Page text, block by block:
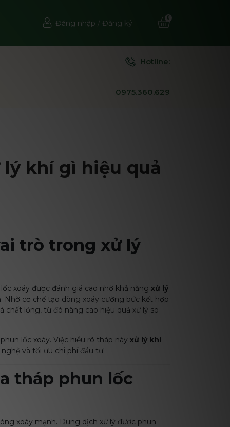
Đăng nhập / Đăng ký
0
Hotline:
0975.360.629
khí gì hiệu quả
trò trong xử lý
xoáy được đánh giá cao nhờ khả năng xử lý
Nhờ cơ chế tạo dòng xoáy cưỡng bức kết hợp
lỏng, từ đó nâng cao hiệu quả xử lý so
lốc xoáy. Việc hiểu rõ tháp này xử lý khí
và tối ưu chi phí đầu tư.
tháp phun lốc
xoáy mạnh. Dung dịch xử lý được phun